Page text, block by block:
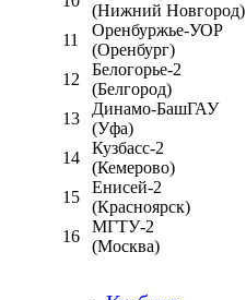
(Нижний Новгород)
11
Оренбуржье-УОР
(Оренбург)
12
Белогорье-2
(Белгород)
13
Динамо-БашГАУ
(Уфа)
14
Кузбасс-2
(Кемерово)
15
Енисей-2
(Красноярск)
16
МГТУ-2
(Москва)